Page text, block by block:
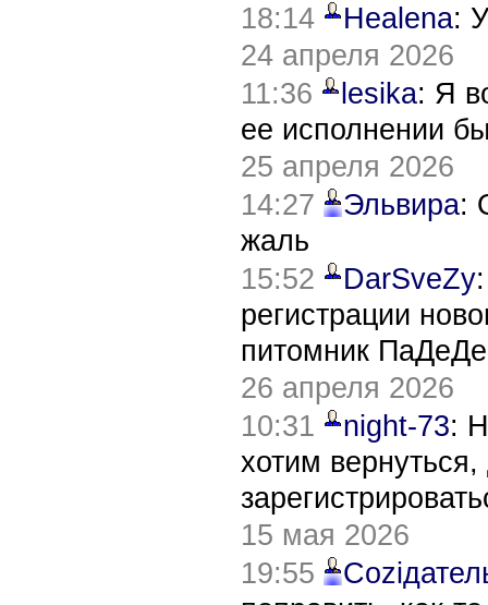
18:14
Healena:
24 апреля 2026
11:36
lesika: Я
ее исполнении
25 апреля 2026
14:27
Эльвира:
жаль
15:52
DarSveZy
регистрации
питомник
26 апреля 2026
10:31
night-73:
хотим
15 мая 2026
19:55